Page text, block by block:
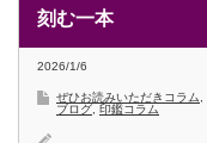
刻む一本
2026/1/6
ぜひお読みいただきコラム
ブログ 印鑑コラム